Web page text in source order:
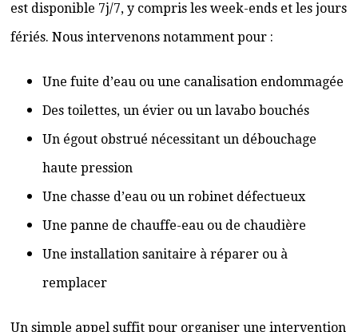
est disponible 7j/7, y compris les week-ends et les jours
fériés. Nous intervenons notamment pour :
Une fuite d’eau ou une canalisation endommagée
Des toilettes, un évier ou un lavabo bouchés
Un égout obstrué nécessitant un débouchage
haute pression
Une chasse d’eau ou un robinet défectueux
Une panne de chauffe-eau ou de chaudière
Une installation sanitaire à réparer ou à
remplacer
Un simple appel suffit pour organiser une intervention